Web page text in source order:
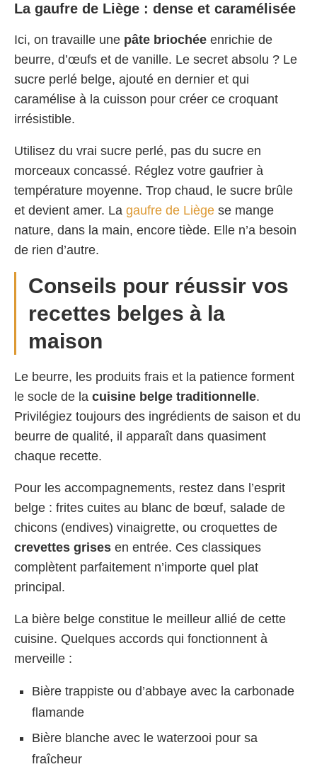
La gaufre de Liège : dense et caramélisée
Ici, on travaille une pâte briochée enrichie de
beurre, d’œufs et de vanille. Le secret absolu ? Le
sucre perlé belge, ajouté en dernier et qui
caramélise à la cuisson pour créer ce croquant
irrésistible.
Utilisez du vrai sucre perlé, pas du sucre en
morceaux concassé. Réglez votre gaufrier à
température moyenne. Trop chaud, le sucre brûle
et devient amer. La gaufre de Liège se mange
nature, dans la main, encore tiède. Elle n’a besoin
de rien d’autre.
Conseils pour réussir vos
recettes belges à la
maison
Le beurre, les produits frais et la patience forment
le socle de la cuisine belge traditionnelle.
Privilégiez toujours des ingrédients de saison et du
beurre de qualité, il apparaît dans quasiment
chaque recette.
Pour les accompagnements, restez dans l’esprit
belge : frites cuites au blanc de bœuf, salade de
chicons (endives) vinaigrette, ou croquettes de
crevettes grises en entrée. Ces classiques
complètent parfaitement n’importe quel plat
principal.
La bière belge constitue le meilleur allié de cette
cuisine. Quelques accords qui fonctionnent à
merveille :
Bière trappiste ou d’abbaye avec la carbonade
flamande
Bière blanche avec le waterzooi pour sa
fraîcheur